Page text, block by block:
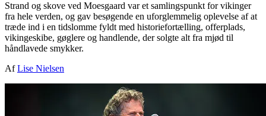
Strand og skove ved Moesgaard var et samlingspunkt for vikinger
fra hele verden, og gav besøgende en uforglemmelig oplevelse af at
træde ind i en tidslomme fyldt med historiefortælling, offerplads,
vikingeskibe, gøglere og handlende, der solgte alt fra mjød til
håndlavede smykker.
AfLise Nielsen